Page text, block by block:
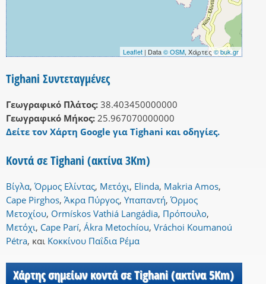
Leaflet | Data© OSM, Χάρτες© buk.gr
Tighani Συντεταγμένες
Γεωγραφικό Πλάτος: 38.403450000000
Γεωγραφικό Μήκος: 25.967070000000
Δείτε τον Χάρτη Google για Tighani και οδηγίες.
Κοντά σε Tighani (ακτίνα 3Km)
Βίγλα,Όρμος Ελίντας, Μετόχι, Elinda, Makria Amos,
Cape Pirghos, Άκρα Πύργος, Υπαπαντή,Όρμος
Μετοχίου, Ormískos Vathiá Langádia, Πρόπουλο,
Μετόχι, Cape Parí, Ákra Metochíou, Vráchoi Koumanoú
Pétra, και Κοκκίνου Παΐδια Ρέμα
Χάρτης σημείων κοντά σε Tighani (ακτίνα 5Km)